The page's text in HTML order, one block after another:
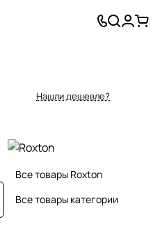
Нашли дешевле?
Все товары Roxton
Все товары категории